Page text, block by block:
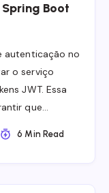
Boot
autenticação no
o serviço
JWT. Essa
que…
6 Min Read